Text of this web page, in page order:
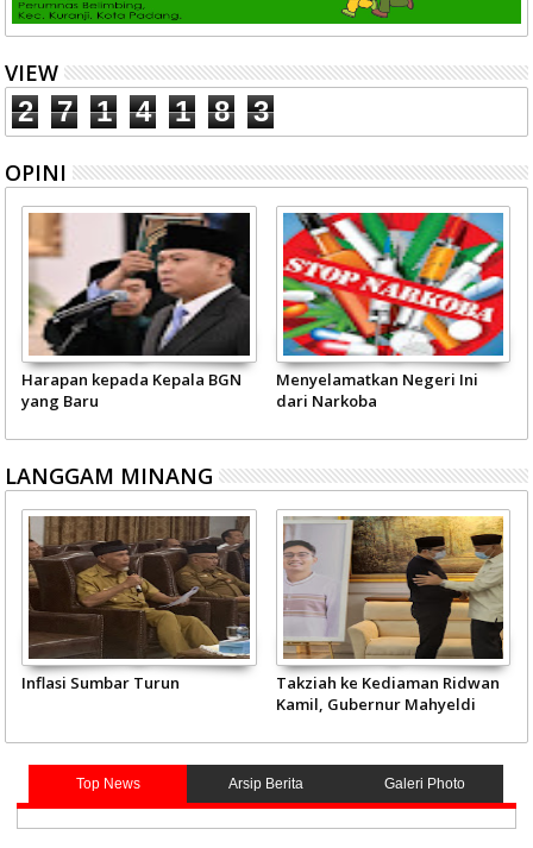
VIEW
2 7 1 4 1 8 3
OPINI
Pariwisata Sumbar Perlu Satu
Visi Pemerintah - Masyarakat
Kepercayaan Publik terhadap
Polri
LANGGAM MINANG
JCH Kloter Pertama Embarkasi
Pemprov Sumbar akan Tata
Kembali Flyover Duku
Top News Arsip Berita Galeri Photo